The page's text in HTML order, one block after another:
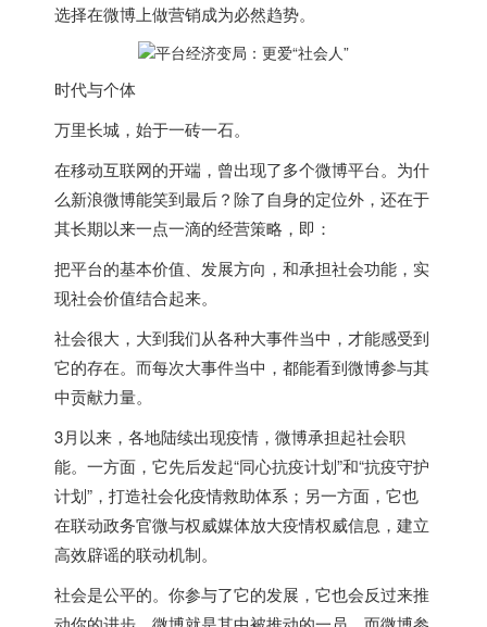
选择在微博上做营销成为必然趋势。
时代与个体
万里长城，始于一砖一石。
在移动互联网的开端，曾出现了多个微博平台。为什
么新浪微博能笑到最后？除了自身的定位外，还在于
其长期以来一点一滴的经营策略，即：
把平台的基本价值、发展方向，和承担社会功能，实
现社会价值结合起来。
社会很大，大到我们从各种大事件当中，才能感受到
它的存在。而每次大事件当中，都能看到微博参与其
中贡献力量。
3月以来，各地陆续出现疫情，微博承担起社会职
能。一方面，它先后发起“同心抗疫计划”和“抗疫守护
计划”，打造社会化疫情救助体系；另一方面，它也
在联动政务官微与权威媒体放大疫情权威信息，建立
高效辟谣的联动机制。
社会是公平的。你参与了它的发展，它也会反过来推